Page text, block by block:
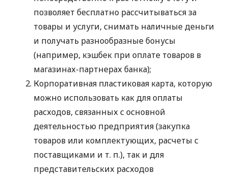
позволяет бесплатно рассчитываться за
товары и услуги, снимать наличные деньги
и получать разнообразные бонусы
(например, кэшбек при оплате товаров в
магазинах-партнерах банка);
Корпоративная пластиковая карта, которую
можно использовать как для оплаты
расходов, связанных с основной
деятельностью предприятия (закупка
товаров или комплектующих, расчеты с
поставщиками и т. п.), так и для
представительских расходов